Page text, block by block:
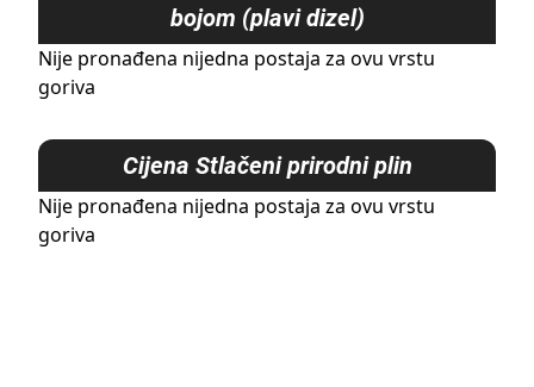
bojom (plavi dizel)
Nije pronađena nijedna postaja za ovu vrstu
goriva
Cijena Stlačeni prirodni plin
Nije pronađena nijedna postaja za ovu vrstu
goriva